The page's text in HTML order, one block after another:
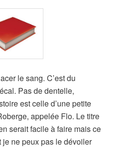
le sang. C’est du
Pas de dentelle,
est celle d’une petite
appelée Flo. Le titre
serait facile à faire mais ce
je ne peux pas le dévoiler